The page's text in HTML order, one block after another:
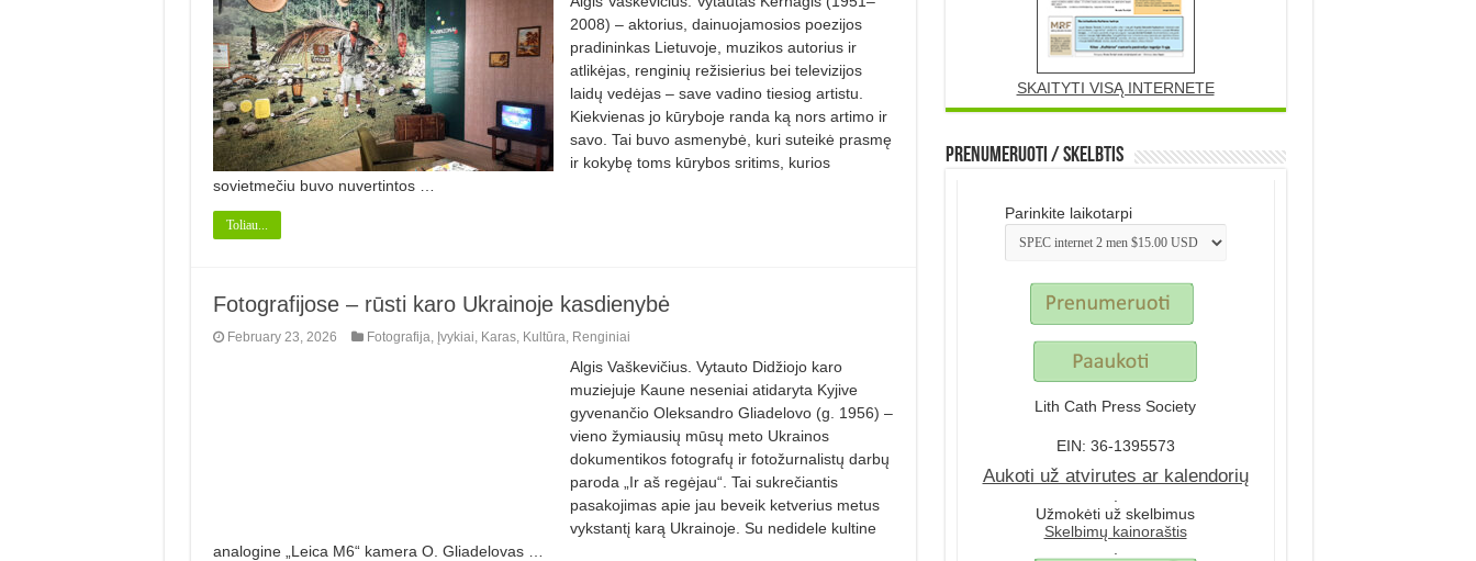
2008) – aktorius, dainuojamosios poezijos
pradininkas Lietuvoje, muzikos autorius ir
atlikėjas, renginių režisierius bei televizijos
laidų vedėjas – save vadino tiesiog artistu.
Kiekvienas jo kūryboje randa ką nors artimo ir
savo. Tai buvo asmenybė, kuri suteikė prasmę
ir kokybę toms kūrybos sritims, kurios
sovietmečiu buvo nuvertintos …
Toliau...
Fotografijose – rūsti karo Ukrainoje kasdienybė
February 23, 2026 Fotografija Įvykiai Karas, Kultūra Renginiai
Algis Vaškevičius. Vytauto Didžiojo karo
muziejuje Kaune neseniai atidaryta Kyjive
gyvenančio Oleksandro Gliadelovo (g. 1956) –
vieno žymiausių mūsų meto Ukrainos
dokumentikos fotografų ir fotožurnalistų darbų
paroda „Ir aš regėjau“. Tai sukrečiantis
pasakojimas apie jau beveik ketverius metus
vykstantį karą Ukrainoje. Su nedidele kultine
analogine „Leica M6“ kamera O. Gliadelovas …
SKAITYTI VISĄ INTERNETE
Prenumeruoti / Skelbtis
Parinkite laikotarpi
Lith Cath Press Society
EIN: 36-1395573
Aukoti už atvirutes ar kalendorių
.
Užmokėti už skelbimus
Skelbimų kainoraštis
.